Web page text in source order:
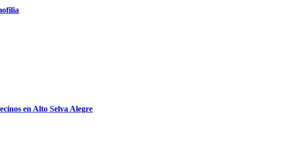
en Alto Selva Alegre